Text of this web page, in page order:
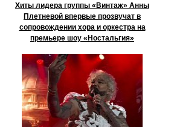
Хиты лидера группы «Винтаж» Анны
Плетневой впервые прозвучат в
сопровождении хора и оркестра на
премьере шоу «Ностальгия»